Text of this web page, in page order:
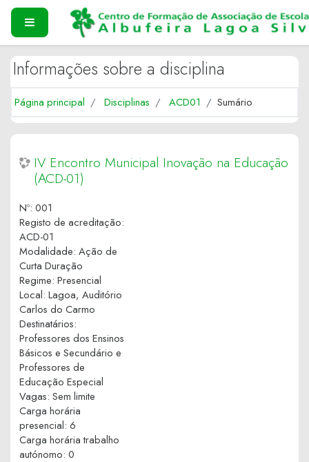
Ir para o conteúdo principal
PAINEL LATERAL
Informações sobre a disciplina
Página principal Disciplinas ACD01 Sumário
IV Encontro Municipal Inovação na Educação
(ACD-01)
Nº: 001
Registo de acreditação:
ACD-01
Modalidade: Ação de
Curta Duração
Regime: Presencial
Local: Lagoa, Auditório
Carlos do Carmo
Destinatários:
Professores dos Ensinos
Básicos e Secundário e
Professores de
Educação Especial
Vagas: Sem limite
Carga horária
presencial: 6
Carga horária trabalho
autónomo: 0